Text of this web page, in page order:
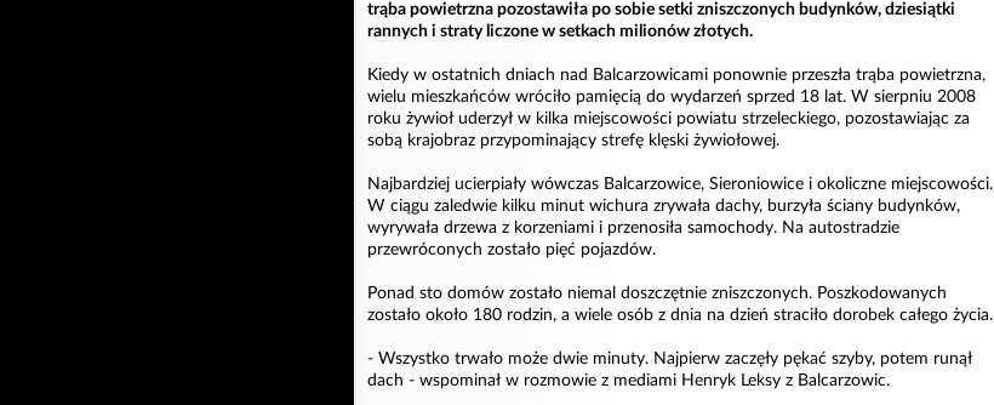
trąba powietrzna pozostawiła po sobie setki zniszczonych budynków, dziesiątki
rannych i straty liczone w setkach milionów złotych.
Kiedy w ostatnich dniach nad Balcarzowicami ponownie przeszła trąba powietrzna,
wielu mieszkańców wróciło pamięcią do wydarzeń sprzed 18 lat. W sierpniu 2008
roku żywioł uderzył w kilka miejscowości powiatu strzeleckiego, pozostawiając za
sobą krajobraz przypominający strefę klęski żywiołowej.
Najbardziej ucierpiały wówczas Balcarzowice, Sieroniowice i okoliczne miejscowości.
W ciągu zaledwie kilku minut wichura zrywała dachy, burzyła ściany budynków,
wyrywała drzewa z korzeniami i przenosiła samochody. Na autostradzie
przewróconych zostało pięć pojazdów.
Ponad sto domów zostało niemal doszczętnie zniszczonych. Poszkodowanych
zostało około 180 rodzin, a wiele osób z dnia na dzień straciło dorobek całego życia.
- Wszystko trwało może dwie minuty. Najpierw zaczęły pękać szyby, potem runął
dach - wspominał w rozmowie z mediami Henryk Leksy z Balcarzowic.